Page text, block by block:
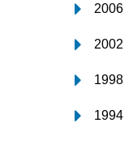
2006
2002
1998
1994